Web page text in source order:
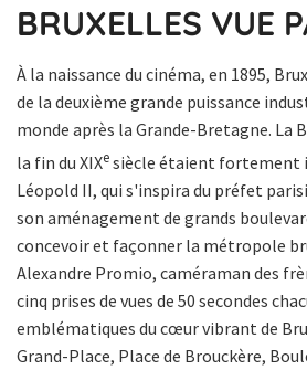
BRUXELLES VUE
À la naissance du cinéma, en 1895,
de la deuxième grande puissance
monde après la Grande-Bretagne. La
la fin du XIXesiècle étaient fortement
Léopold II, qui s'inspira du préfet
son aménagement de grands
concevoir et façonner la métropole
Alexandre Promio, caméraman des
cinq prises de vues de 50 secondes
emblématiques du cœur vibrant de
Grand-Place, Place de Brouckère,